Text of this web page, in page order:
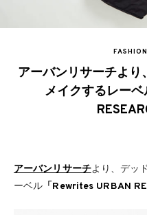
FASHION
アーバンリサーチより
メイクするレー
アーバンリサーチより、デッ
ーベル 「Rewrites URBAN